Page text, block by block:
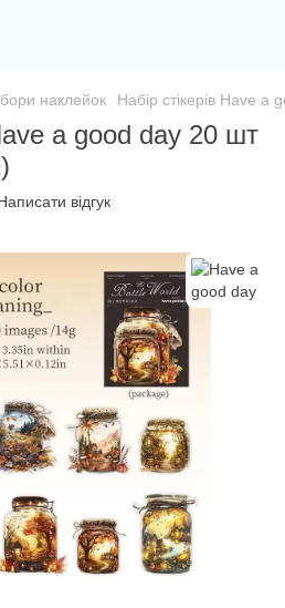
наклейок Набір стікерів Have
a good day 20 шт
відгук